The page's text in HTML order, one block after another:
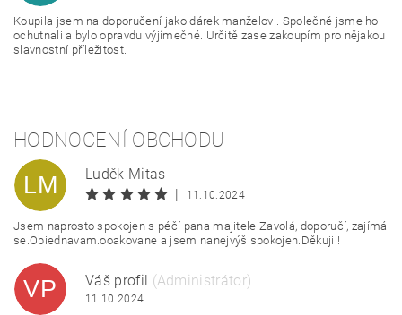
Koupila jsem na doporučení jako dárek manželovi. Společně jsme ho
ochutnali a bylo opravdu výjímečné. Určitě zase zakoupím pro nějakou
slavnostní příležitost.
HODNOCENÍ OBCHODU
LM
Luděk Mitas
|
11.10.2024
Jsem naprosto spokojen s péčí pana majitele.Zavolá, doporučí, zajímá
se.Obiednavam.ooakovane a jsem nanejvýš spokojen.Děkuji !
VP Váš profil (Administrátor)
11.10.2024